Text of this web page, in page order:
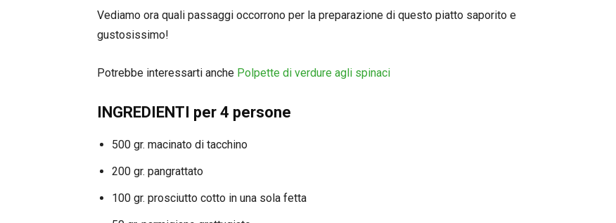
Vediamo ora quali passaggi occorrono per la preparazione di questo piatto saporito e
gustosissimo!
Potrebbe interessarti anche Polpette di verdure agli spinaci
INGREDIENTI per 4 persone
500 gr. macinato di tacchino
200 gr. pangrattato
100 gr. prosciutto cotto in una sola fetta